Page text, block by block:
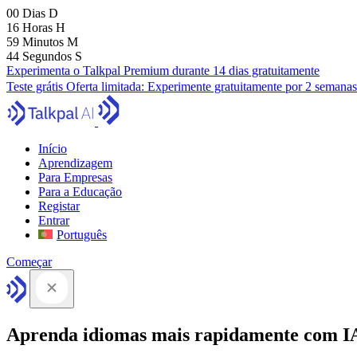
00 Dias D
16 Horas H
59 Minutos M
43 Segundos S
Experimenta o Talkpal Premium durante 14 dias gratuitamente
Teste grátis Oferta limitada: Experimente gratuitamente por 2 semanas
Início
Aprendizagem
Para Empresas
Para a Educação
Registar
Entrar
Português
Começar
Aprenda idiomas mais rapidamente com